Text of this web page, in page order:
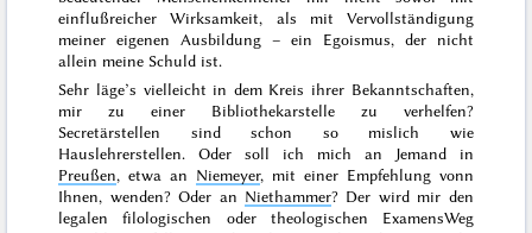
einflußreicher Wirksamkeit, als mit Vervollständigung
meiner eigenen Ausbildung – ein Egoismus, der nicht
allein meine Schuld ist.
Sehr läge’s vielleicht in dem Kreis ihrer Bekanntschaften,
mir zu einer Bibliothekarstelle zu verhelfen?
Secretärstellen sind schon so mislich wie
Hauslehrerstellen. Oder soll ich mich an Jemand in
Preußen, etwa an Niemeyer, mit einer Empfehlung vonn
Ihnen, wenden? Oder an Niethammer? Der wird mir den
legalen filologischen oder theologischen ExamensWeg